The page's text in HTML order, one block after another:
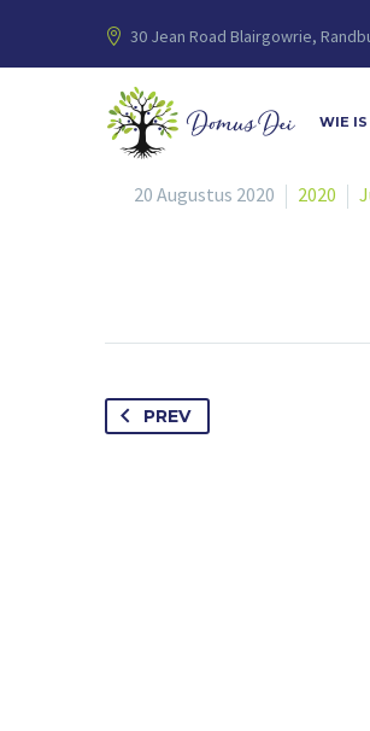
30 Jean Road Blairgowrie,
WIE IS
20 Augustus 2020 2020
PREV